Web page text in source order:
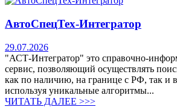
АвтоСпецТех-Интегратор
29.07.2026
"АСТ-Интегратор" это справочно-
сервис, позволяющий осуществлять
как по наличию, на границе с РФ, так и
используя уникальные алгоритмы...
ЧИТАТЬ ДАЛЕЕ >>>